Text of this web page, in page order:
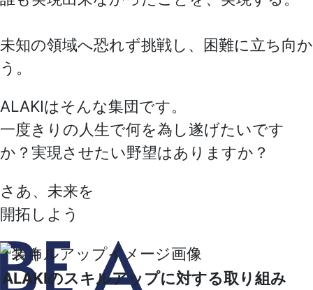
未知の領域へ恐れず挑戦し、困難に立ち向か
う。
ALAKIはそんな集団です。
一度きりの人生で何を為し遂げたいです
か？ 実現させたい野望はありますか？
さあ、未来を
開拓しよう
ALAKIのスキルアップに対する取り組み